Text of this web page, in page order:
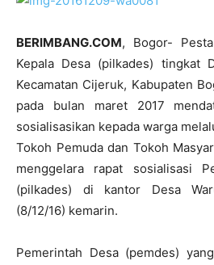
BERIMBANG.COM, Bogor-
Kepala Desa (pilkades) tingkat
Kecamatan Cijeruk, Kabupaten
pada bulan maret 2017
sosialisasikan kepada warga
Tokoh Pemuda dan Tokoh
menggelara rapat sosialisasi
(pilkades) di kantor Desa
(8/12/16) kemarin.
Pemerintah Desa (pemdes)